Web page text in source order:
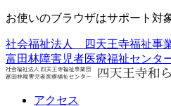
お使いのブラウザはサポート対
社会福祉法人 四天王寺福祉事
富田林障害児者医療福祉センタ
アクセス